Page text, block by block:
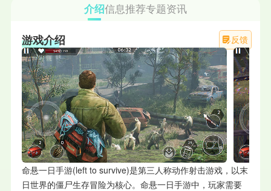
介绍信息推荐专题资讯
反馈
游戏介绍
命悬一日手游(left to survive)是第三人称动作射击游戏，以末
日世界的僵尸生存冒险为核心。命悬一日手游中，玩家需要